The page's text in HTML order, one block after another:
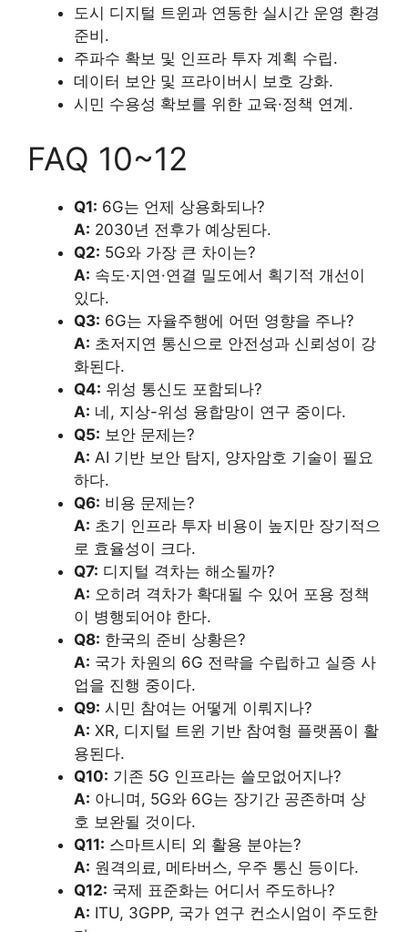
도시 디지털 트윈과 연동한 실시간 운영 환경
준비.
주파수 확보 및 인프라 투자 계획 수립.
데이터 보안 및 프라이버시 보호 강화.
시민 수용성 확보를 위한 교육·정책 연계.
FAQ 10~12
Q1: 6G는 언제 상용화되나?
A: 2030년 전후가 예상된다.
Q2: 5G와 가장 큰 차이는?
A: 속도·지연·연결 밀도에서 획기적 개선이
있다.
Q3: 6G는 자율주행에 어떤 영향을 주나?
A: 초저지연 통신으로 안전성과 신뢰성이 강
화된다.
Q4: 위성 통신도 포함되나?
A: 네, 지상-위성 융합망이 연구 중이다.
Q5: 보안 문제는?
A: AI 기반 보안 탐지, 양자암호 기술이 필요
하다.
Q6: 비용 문제는?
A: 초기 인프라 투자 비용이 높지만 장기적으
로 효율성이 크다.
Q7: 디지털 격차는 해소될까?
A: 오히려 격차가 확대될 수 있어 포용 정책
이 병행되어야 한다.
Q8: 한국의 준비 상황은?
A: 국가 차원의 6G 전략을 수립하고 실증 사
업을 진행 중이다.
Q9: 시민 참여는 어떻게 이뤄지나?
A: XR, 디지털 트윈 기반 참여형 플랫폼이 활
용된다.
Q10: 기존 5G 인프라는 쓸모없어지나?
A: 아니며, 5G와 6G는 장기간 공존하며 상
호 보완될 것이다.
Q11: 스마트시티 외 활용 분야는?
A: 원격의료, 메타버스, 우주 통신 등이다.
Q12: 국제 표준화는 어디서 주도하나?
A: ITU, 3GPP, 국가 연구 컨소시엄이 주도한